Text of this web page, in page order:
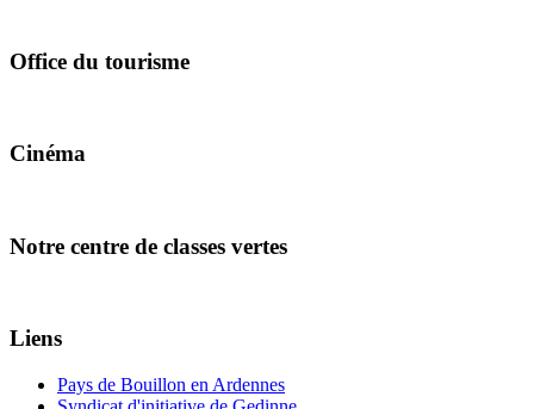
Office du tourisme
Cinéma
Notre centre de classes vertes
Liens
Pays de Bouillon en Ardennes